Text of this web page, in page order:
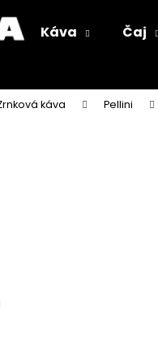
Káva Čaj
káva Pellini